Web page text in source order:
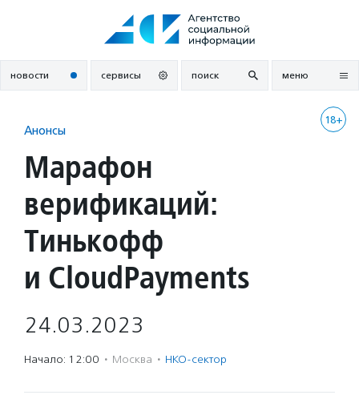
новости сервисы поиск меню
18+
Анонсы
Марафон
верификаций:
Тинькофф
и CloudPayments
24.03.2023
Начало: 12:00 · Москва · НКО-сектор